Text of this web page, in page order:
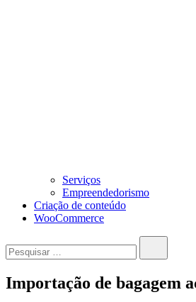
Serviços
Empreendedorismo
Criação de conteúdo
WooCommerce
Importação de bagagem